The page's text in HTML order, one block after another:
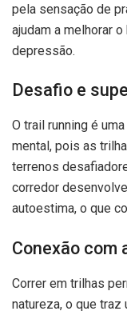
pela sensação de
ajudam a melhorar
depressão.
Desafio e
O trail running é
mental, pois as
terrenos
corredor
autoestima, o que
Conexão com
Correr em trilhas
natureza, o que traz